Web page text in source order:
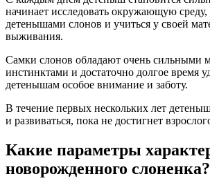
начинает исследовать окружающую среду,
детенышами слонов и учиться у своей
выживания.
Самки слонов обладают очень сильными
инстинктами и достаточно долгое время
детенышам особое внимание и заботу.
В течение первых нескольких лет
и развиваться, пока не достигнет
Какие параметры
новорожденного слоненка?